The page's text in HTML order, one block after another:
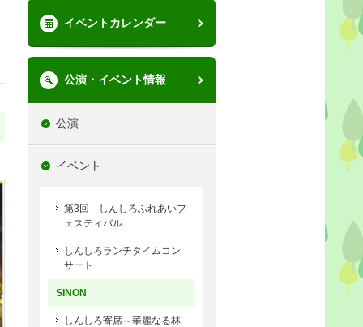
イベントカレンダー
公演・イベント情報
公演
イベント
第3回 しんしろふれあいフ
ェスティバル
しんしろランチタイムコン
サート
SINON
しんしろ寄席～華麗なる林